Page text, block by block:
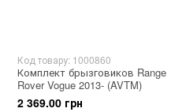
Код товару: 1000860
Комплект брызговиков Range
Rover Vogue 2013- (AVTM)
2 369.00 грн